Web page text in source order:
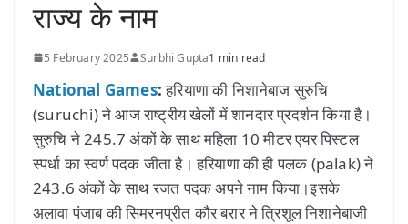
राज्य के नाम
5 February 2025 Surbhi Gupta1 min read
National Games:हरियाणा की निशानेबाज सुरुचि
(suruchi) ने आज राष्ट्रीय खेलों में शानदार प्रदर्शन किया है।
सुरुचि ने 245.7 अंकों के साथ महिला 10 मीटर एयर पिस्टल
स्पर्धा का स्वर्ण पदक जीता है। हरियाणा की ही पलक (palak) ने
243.6 अंकों के साथ रजत पदक अपने नाम किया।इसके
अलावा पंजाब की सिमरनप्रीत कौर बरार ने त्रिशूल निशानेबाजी